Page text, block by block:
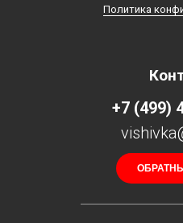
+7 (499)
Политика